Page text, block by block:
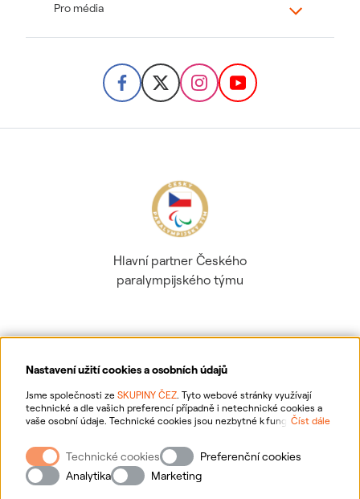
Nastavení užití cookies a osobních údajů
Jsme společnosti ze SKUPINY ČEZ. Tyto webové stránky využívají
technické a dle vašich preferencí případně i netechnické cookies a
vaše osobní údaje. Technické cookies jsou nezbytné k fungování
webové stránky vašim preferencím, k personalizaci reklam a analytice.
Pro sběr a zpracování netechnických cookies a vašich osobních údajů
nám můžete udělit souhlas. Bližší informace o vašich právech,
zpracování osobních údajů, včetně možnosti odvolání udělených
Číst dále
Technické cookies
Preferenční cookies
Analytika
Marketing
Pro média
Hlavní partner Českého
paralympijského týmu
Ochrana osobních údajů
Informace o webu
Nastavení cookies